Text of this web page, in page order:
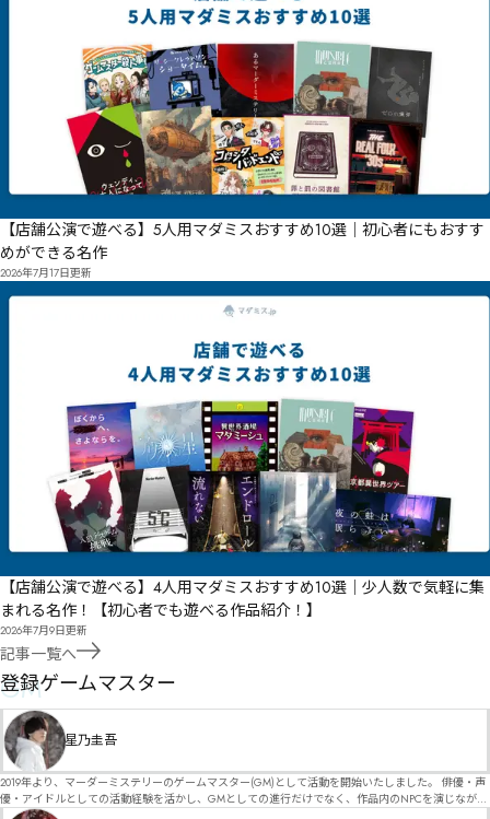
【店舗公演で遊べる】5人用マダミスおすすめ10選｜初心者にもおすす
めができる名作
2026年7月17日更新
【店舗公演で遊べる】4人用マダミスおすすめ10選｜少人数で気軽に集
まれる名作！【初心者でも遊べる作品紹介！】
2026年7月9日更新
記事一覧へ
GM
登録ゲームマスター
星乃圭吾
2019年より、マーダーミステリーのゲームマスター(GM)として活動を開始いたしました。 俳優・声
優・アイドルとしての活動経験を活かし、GMとしての進行だけでなく、作品内のNPCを演じなが
ら、お客様に物語の世界へ入り込んでいただくような演出・サービスを得意としています。 自分自